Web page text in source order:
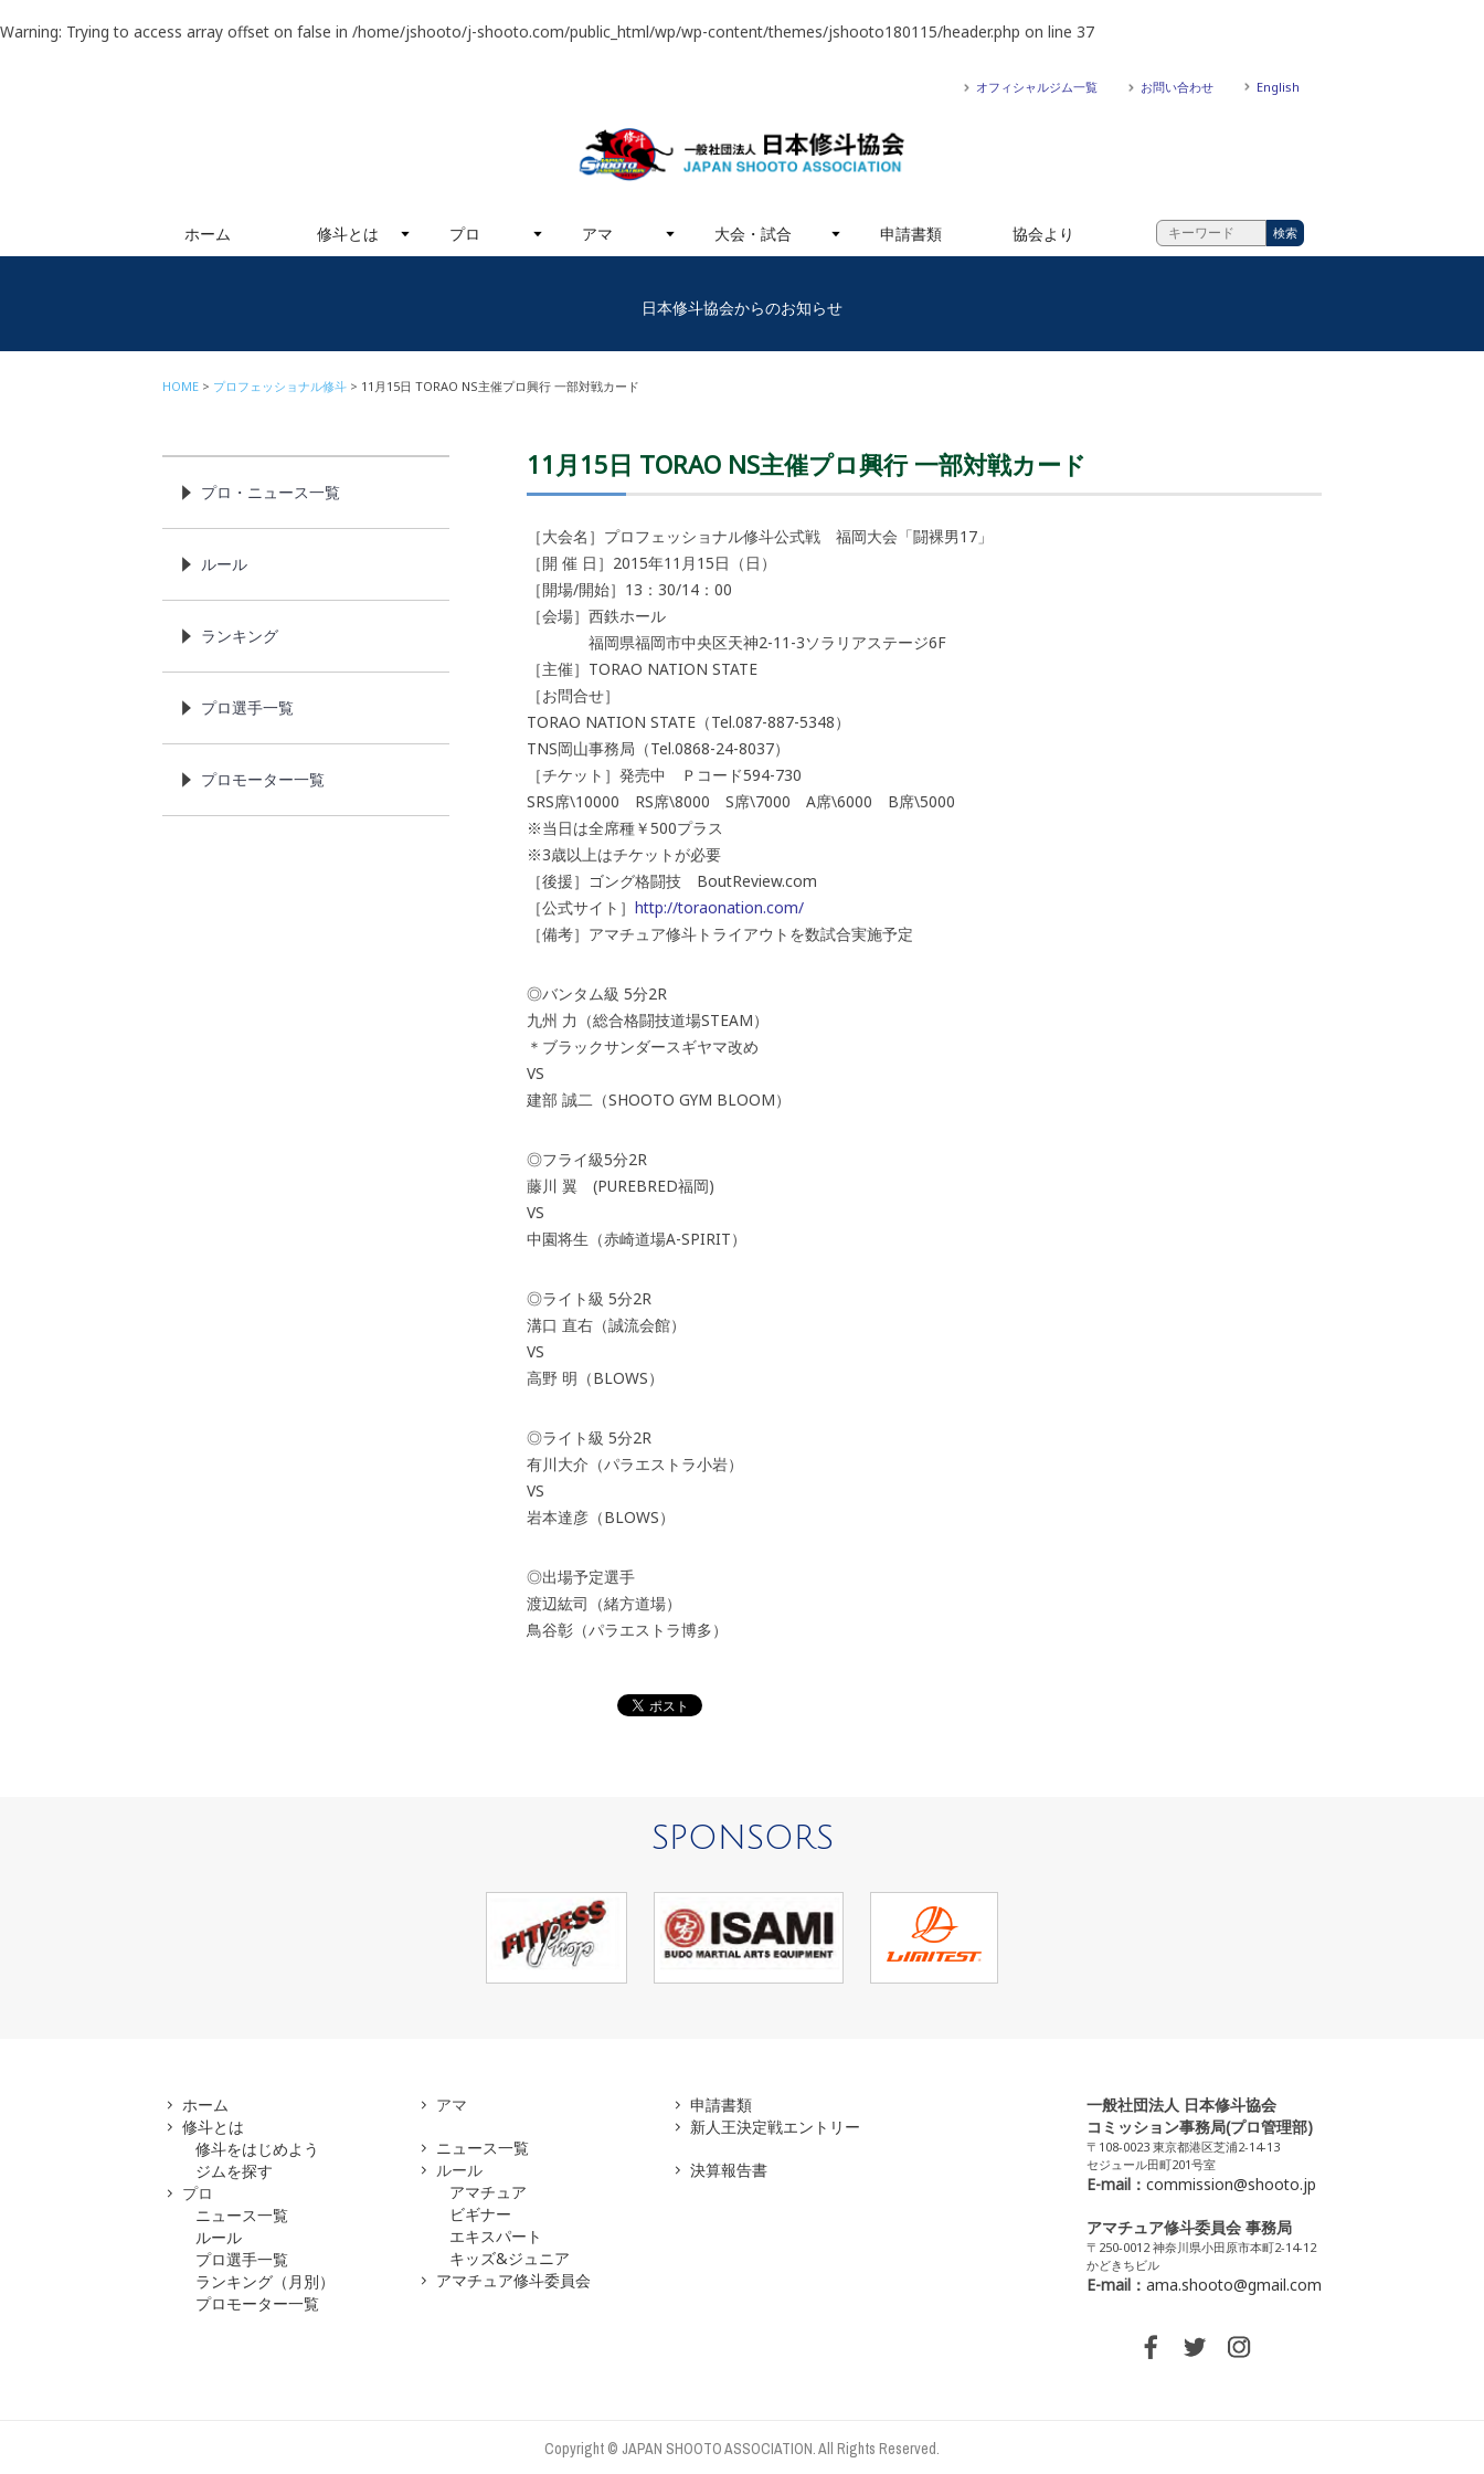
Warning: Trying to access array offset on false in /home/jshooto/j-shooto.com/public_html/wp/wp-content/themes/jshooto180115/header.php on line 37
オフィシャルジム一覧 お問い合わせ English
ホーム 修斗とは プロ アマ 大会・試合 申請書類 協会より
日本修斗協会からのお知らせ
HOME プロフェッショナル修斗 11月15日 TORAO NS主催プロ興行 一部対戦カード
11月15日 TORAO NS主催プロ興行 一部対戦カード
［大会名］プロフェッショナル修斗公式戦 福岡大会「闘裸男17」
［開 催 日］2015年11月15日（日）
［開場/開始］13：30/14：00
［会場］西鉄ホール
福岡県福岡市中央区天神2-11-3ソラリアステージ6F
［主催］TORAO NATION STATE
［お問合せ］
TORAO NATION STATE（Tel.087-887-5348）
TNS岡山事務局（Tel.0868-24-8037）
［チケット］発売中 Ｐコード594-730
SRS席\10000 RS席\8000 S席\7000 A席\6000 B席\5000
※当日は全席種￥500プラス
※3歳以上はチケットが必要
［後援］ゴング格闘技 BoutReview.com
［公式サイト］ http://toraonation.com/
［備考］アマチュア修斗トライアウトを数試合実施予定
◎バンタム級 5分2R
九州 力（総合格闘技道場STEAM）
＊ブラックサンダースギヤマ改め
VS
建部 誠二（SHOOTO GYM BLOOM）
◎フライ級5分2R
藤川 翼 (PUREBRED福岡)
VS
中園将生（赤崎道場A-SPIRIT）
◎ライト級 5分2R
溝口 直右（誠流会館）
VS
高野 明（BLOWS）
◎ライト級 5分2R
有川大介（パラエストラ小岩）
VS
岩本達彦（BLOWS）
◎出場予定選手
渡辺紘司（緒方道場）
鳥谷彰（パラエストラ博多）
プロ・ニュース一覧
ルール
ランキング
プロ選手一覧
プロモーター一覧
SPONSORS
ホーム
修斗とは
修斗をはじめよう
ジムを探す
プロ
ニュース一覧
ルール
プロ選手一覧
ランキング（月別）
プロモーター一覧
アマ
ニュース一覧
ルール
アマチュア
ビギナー
エキスパート
キッズ&ジュニア
アマチュア修斗委員会
申請書類
新人王決定戦エントリー
決算報告書
一般社団法人 日本修斗協会
コミッション事務局(プロ管理部)
〒108-0023 東京都港区芝浦2-14-13
セジュール田町201号室
E-mail： commission@shooto.jp
アマチュア修斗委員会 事務局
〒250-0012 神奈川県小田原市本町2-14-12
かどきちビル
E-mail： ama.shooto@gmail.com
Copyright © JAPAN SHOOTO ASSOCIATION. All Rights Reserved.